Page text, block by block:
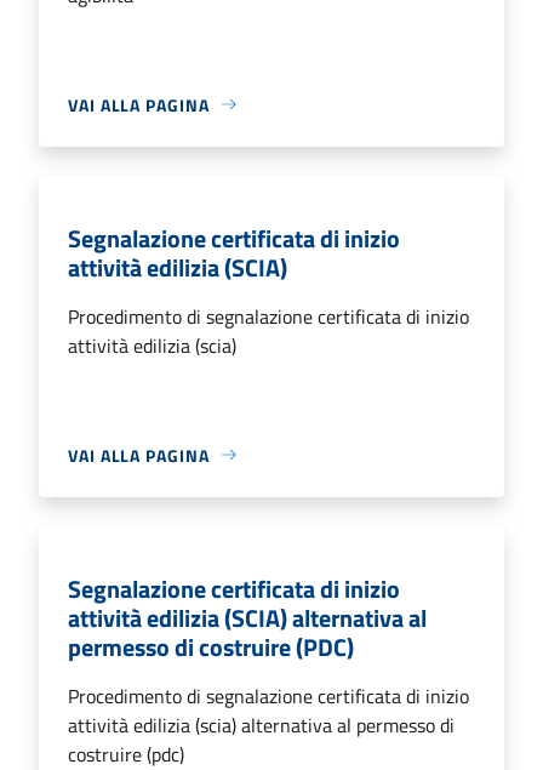
VAI ALLA PAGINA
Segnalazione certificata di inizio
attività edilizia (SCIA)
Procedimento di segnalazione certificata di inizio
attività edilizia (scia)
VAI ALLA PAGINA
Segnalazione certificata di inizio
attività edilizia (SCIA) alternativa al
permesso di costruire (PDC)
Procedimento di segnalazione certificata di inizio
attività edilizia (scia) alternativa al permesso di
costruire (pdc)